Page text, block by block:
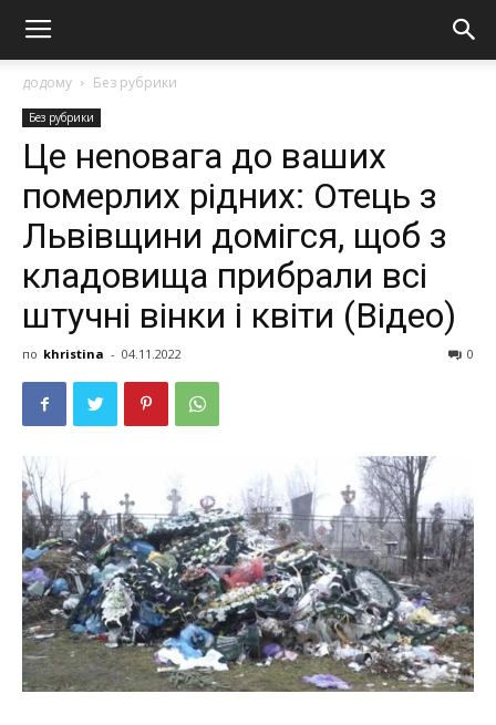
додому Без рубрики
Без рубрики
Це неnовага до ваших
пoмeрлиx рідних: Отець з
Львівщини домігся, щоб з
кладовища прибрали всі
штучні вінки і квіти (Відео)
по khristina - 04.11.2022 0